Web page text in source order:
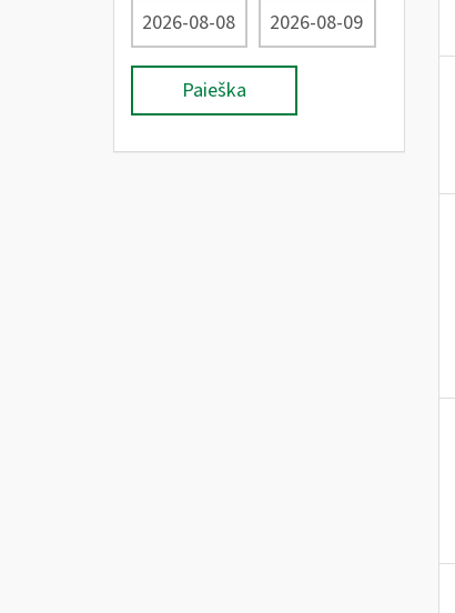
Paieška